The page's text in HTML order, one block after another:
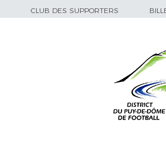
CLUB DES SUPPORTERS